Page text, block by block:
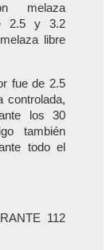
melaza
2.5 y 3.2
libre
fue de 2.5
controlada,
los 30
también
todo el
112